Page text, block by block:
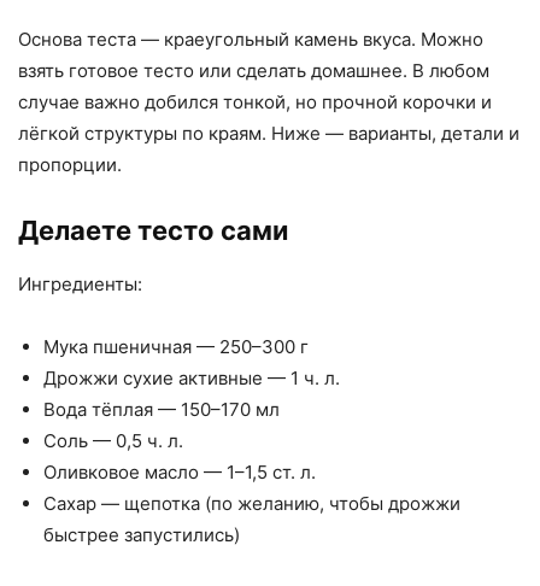
Основа теста — краеугольный камень вкуса. Можно
взять готовое тесто или сделать домашнее. В любом
случае важно добился тонкой, но прочной корочки и
лёгкой структуры по краям. Ниже — варианты, детали и
пропорции.
Делаете тесто сами
Ингредиенты:
Мука пшеничная — 250–300 г
Дрожжи сухие активные — 1 ч. л.
Вода тёплая — 150–170 мл
Соль — 0,5 ч. л.
Оливковое масло — 1–1,5 ст. л.
Сахар — щепотка (по желанию, чтобы дрожжи
быстрее запустились)